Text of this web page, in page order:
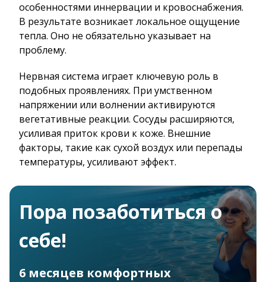
особенностями иннервации и кровоснабжения.
В результате возникает локальное ощущение
тепла. Оно не обязательно указывает на
проблему.
Нервная система играет ключевую роль в
подобных проявлениях. При умственном
напряжении или волнении активируются
вегетативные реакции. Сосуды расширяются,
усиливая приток крови к коже. Внешние
факторы, такие как сухой воздух или перепады
температуры, усиливают эффект.
Пора позаботиться о
себе!
6 месяцев комфортных